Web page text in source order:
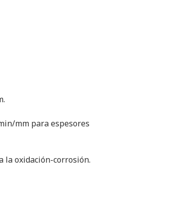
mm para espesores
la oxidación-corrosión.